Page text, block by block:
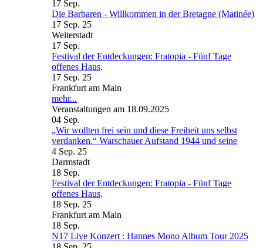
17 Sep.
Die Barbaren - Willkommen in der Bretagne (Matinée)
17 Sep. 25
Weiterstadt
17 Sep.
Festival der Entdeckungen: Fratopia - Fünf Tage
offenes Haus,
17 Sep. 25
Frankfurt am Main
mehr...
Veranstaltungen am 18.09.2025
04 Sep.
„Wir wollten frei sein und diese Freiheit uns selbst
verdanken.“ Warschauer Aufstand 1944 und seine
4 Sep. 25
Darmstadt
18 Sep.
Festival der Entdeckungen: Fratopia - Fünf Tage
offenes Haus,
18 Sep. 25
Frankfurt am Main
18 Sep.
N17 Live Konzert : Hannes Mono Album Tour 2025